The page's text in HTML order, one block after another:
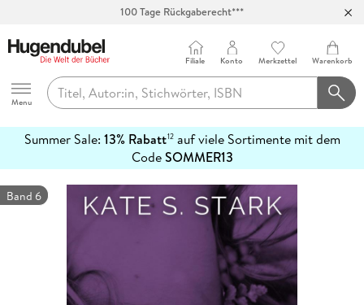
100 Tage Rückgaberecht***
Hugendubel
Menu
Filiale Konto Merkzettel Warenkorb
Summer Sale: 13% Rabatt12auf viele Sortimente mit dem
CodeSOMMER13
erfahren
Band 6